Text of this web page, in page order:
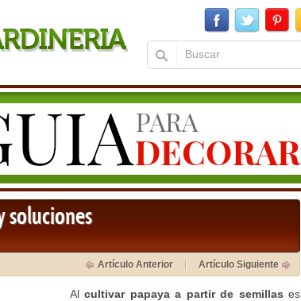
soluciones
Artículo Anterior Artículo Siguiente
Alcultivar papaya a partir de semillas es